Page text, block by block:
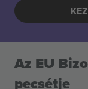
Az EU
pecsétje